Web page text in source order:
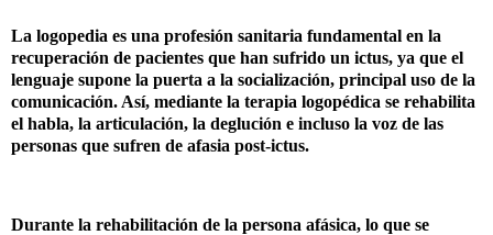
La logopedia es una profesión sanitaria fundamental en la
recuperación de pacientes que han sufrido un ictus, ya que el
lenguaje supone la puerta a la socialización, principal uso de la
comunicación. Así, mediante la terapia logopédica se rehabilita
el habla, la articulación, la deglución e incluso la voz de las
personas que sufren de afasia post-ictus.
Durante la rehabilitación de la persona afásica, lo que se